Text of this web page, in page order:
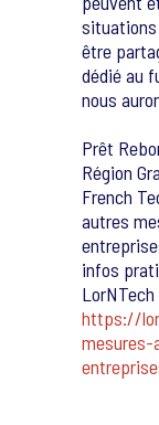
situations
être
dédié au
nous
Prêt
Région
French
autres
infos
LorNTech
https://